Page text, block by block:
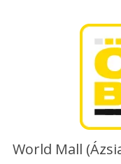
World Mall